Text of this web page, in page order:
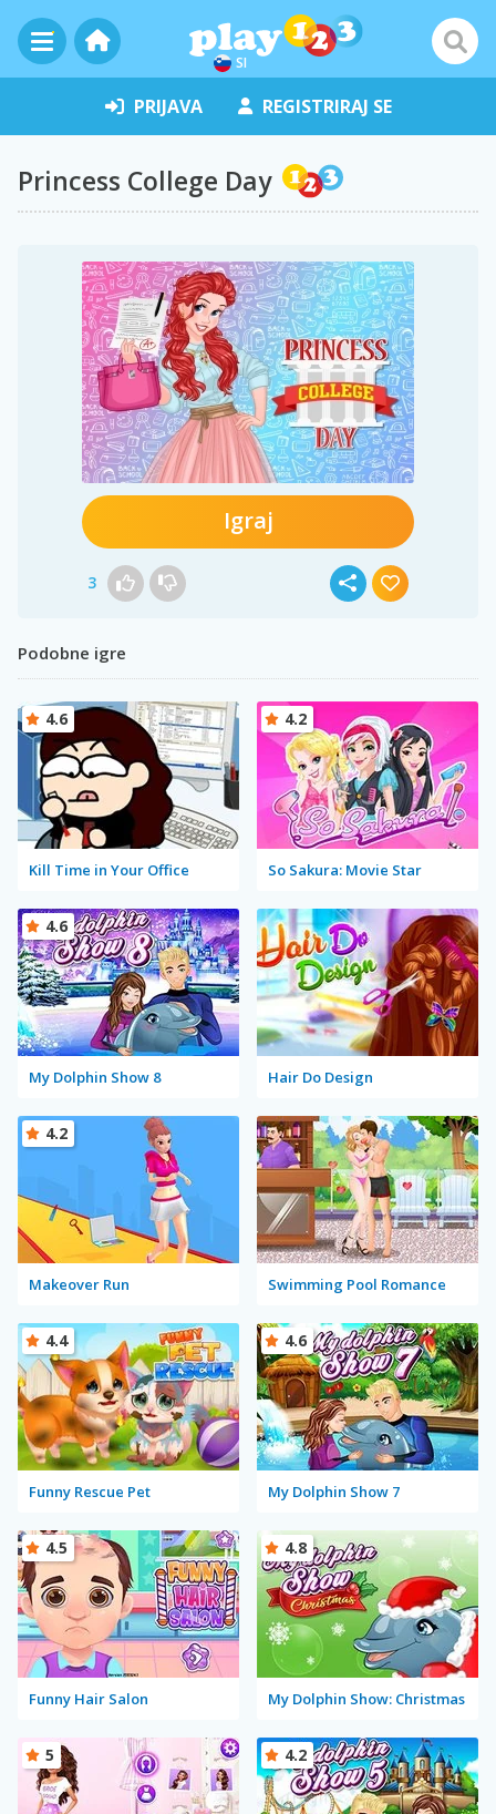
SI
PRIJAVA REGISTRIRAJ SE
Princess College Day
Igraj
3
Podobne igre
Kill Time in Your Office
4.6
So Sakura: Movie Star
4.2
My Dolphin Show 8
4.6
Hair Do Design
Makeover Run
4.2
Swimming Pool Romance
Funny Rescue Pet
4.4
My Dolphin Show 7
4.6
Funny Hair Salon
4.5
My Dolphin Show: Christmas
4.8
5 4.2